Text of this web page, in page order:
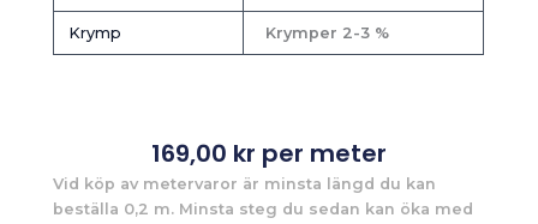
Krymp Krymper 2-3 %
169,00 kr per meter
Vid köp av metervaror är minsta längd du kan
beställa 0,2 m. Minsta steg du sedan kan öka med